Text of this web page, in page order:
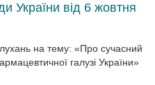
України від 6 жовтня
на тему: «Про сучасний
галузі України»